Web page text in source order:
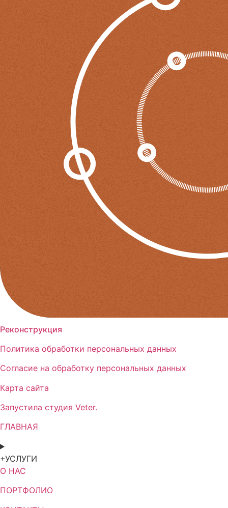
Реконструкция
Политика обработки персональных данных
Согласие на обработку персональных данных
Карта сайта
Запустила студия Veter.
ГЛАВНАЯ
+УСЛУГИ
О НАС
ПОРТФОЛИО